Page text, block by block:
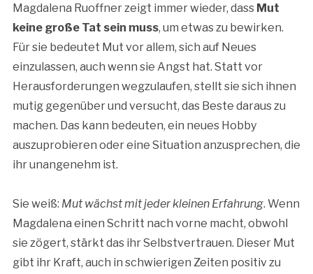
Magdalena Ruoffner zeigt immer wieder, dass Mut
keine große Tat sein muss, um etwas zu bewirken.
Für sie bedeutet Mut vor allem, sich auf Neues
einzulassen, auch wenn sie Angst hat. Statt vor
Herausforderungen wegzulaufen, stellt sie sich ihnen
mutig gegenüber und versucht, das Beste daraus zu
machen. Das kann bedeuten, ein neues Hobby
auszuprobieren oder eine Situation anzusprechen, die
ihr unangenehm ist.
Sie weiß: Mut wächst mit jeder kleinen Erfahrung. Wenn
Magdalena einen Schritt nach vorne macht, obwohl
sie zögert, stärkt das ihr Selbstvertrauen. Dieser Mut
gibt ihr Kraft, auch in schwierigen Zeiten positiv zu